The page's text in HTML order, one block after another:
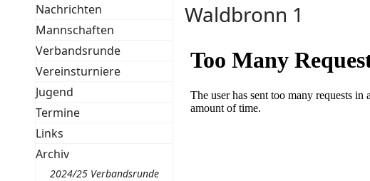
Nachrichten
Mannschaften
Verbandsrunde
Vereinsturniere
Jugend
Termine
Links
Archiv
2024/25 Verbandsrunde
Waldbronn 1